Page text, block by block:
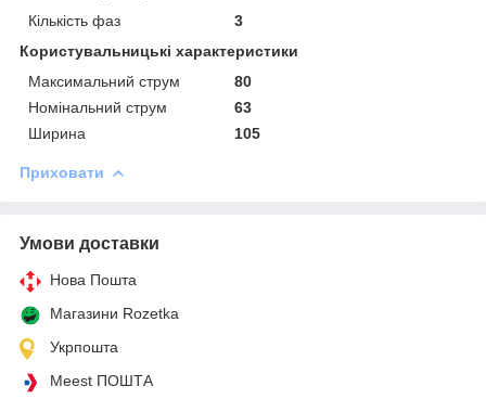
Кількість фаз
3
Користувальницькі характеристики
Максимальний струм
80
Номінальний струм
63
Ширина
105
Приховати
Умови доставки
Нова Пошта
Магазини Rozetka
Укрпошта
Meest ПОШТА